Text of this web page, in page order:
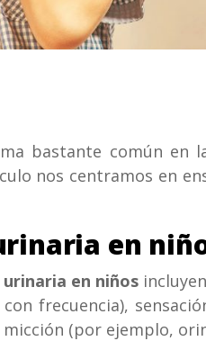
bastante común en
nos centramos en
en
en niños
frecuencia),
(por ejemplo,